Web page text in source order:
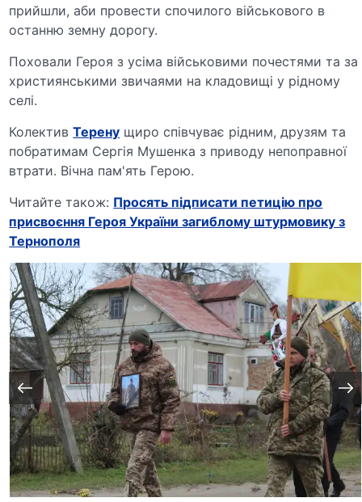
прийшли, аби провести спочилого військового в
останню земну дорогу.
Поховали Героя з усіма військовими почестями та за
християнськими звичаями на кладовищі у рідному
селі.
КолективТерену щиро співчуває рідним, друзям та
побратимам Сергія Мушенка з приводу непоправної
втрати. Вічна пам'ять Герою.
Читайте також: Просять підписати петицію про
присвоєння Героя України загиблому штурмовику з
Тернополя